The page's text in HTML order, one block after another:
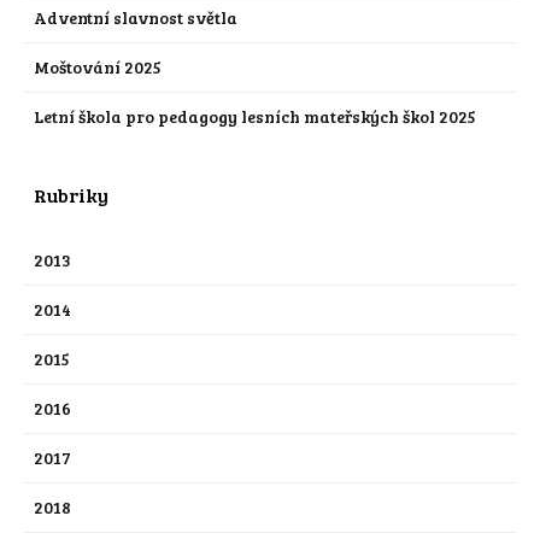
Adventní slavnost světla
Moštování 2025
Letní škola pro pedagogy lesních mateřských škol 2025
Rubriky
2013
2014
2015
2016
2017
2018